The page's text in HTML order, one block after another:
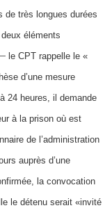
de très longues durées
deux éléments
– le CPT rappelle le «
d’une mesure
24 heures, il demande
à la prison où est
de l’administration
auprès d’une
la convocation
le détenu serait «invité